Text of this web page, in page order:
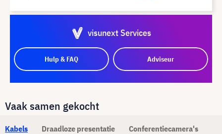
visunext Services
Hulp & FAQ Adviseur
Vaak samen gekocht
Kabels Draadloze presentatie Conferentiecamera's